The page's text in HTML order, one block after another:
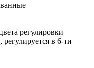
регулировки
в 6-ти